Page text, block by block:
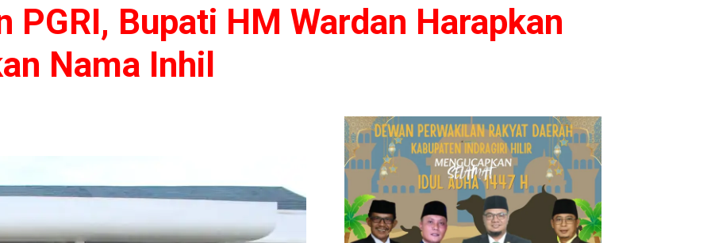
PGRI, Bupati HM Wardan Harapkan
Nama Inhil